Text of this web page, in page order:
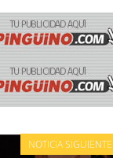
NOTICIA SIGUIENTE